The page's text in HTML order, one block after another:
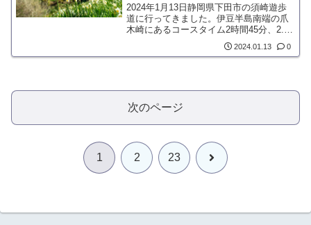
2024年1月13日静岡県下田市の須崎遊歩
道に行ってきました。伊豆半島南端の爪
木崎にあるコースタイム2時間45分、2.8
キロのハイキングコースです。1月上旬に
見頃を迎える水仙の群生と伊豆七島を眺
2024.01.13 0
次のページ
1 2 23 次